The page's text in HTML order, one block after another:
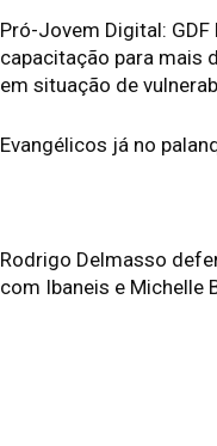
Pró-Jovem Digital: GDF
capacitação para mais
em situação de
Evangélicos já no
Rodrigo Delmasso
com Ibaneis e Michelle